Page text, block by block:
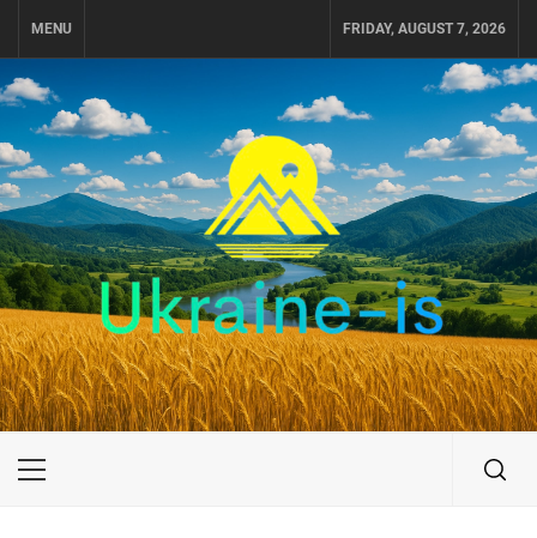
MENU FRIDAY, AUGUST 7, 2026
UKRAINE-IS
ПОДОРОЖI ПО УКРАЇНІ
Primary